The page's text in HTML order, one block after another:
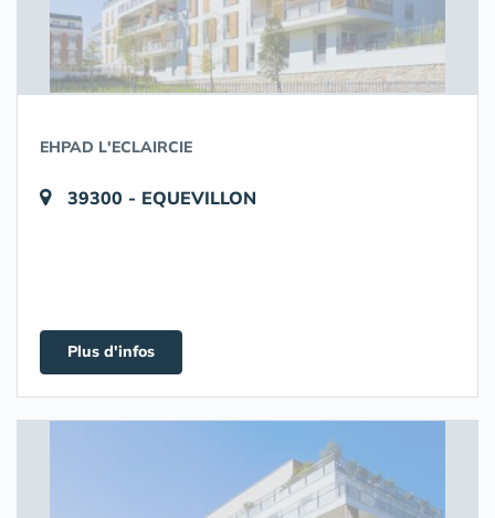
EHPAD L'ECLAIRCIE
39300 - EQUEVILLON
Plus d'infos